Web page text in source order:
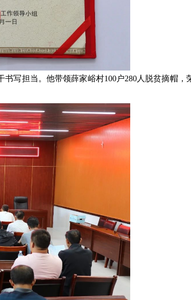
书写担当。他带领薛家峪村100户280人脱贫摘帽，